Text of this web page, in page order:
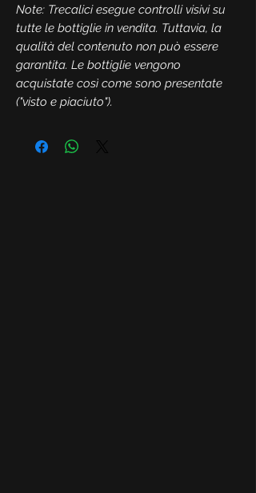
Note: Trecalici esegue controlli visivi su
tutte le bottiglie in vendita. Tuttavia, la
qualità del contenuto non può essere
garantita. Le bottiglie vengono
acquistate così come sono presentate
("visto e piaciuto").